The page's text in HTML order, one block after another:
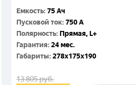
Емкость:75 Ач
Пусковой ток:750 A
Полярность: Прямая, L+
Гарантия:24 мес.
Габариты:278x175x190
13 805руб.